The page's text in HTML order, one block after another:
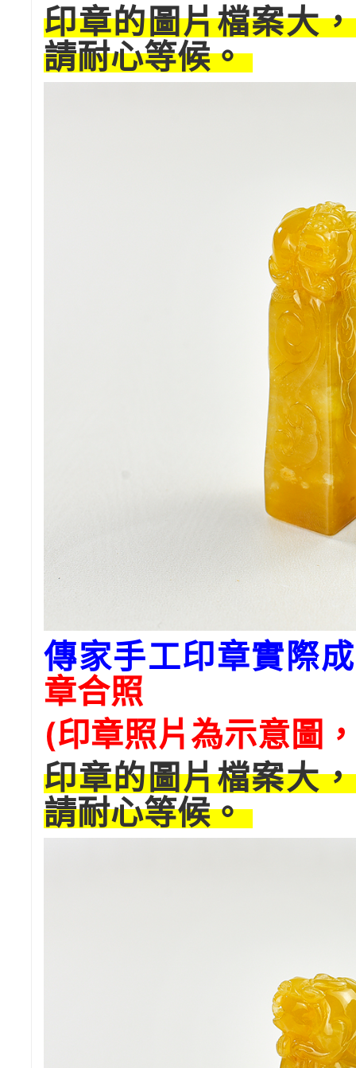
印章的圖片檔案大
請耐心等候。
傳家手工印章實際
章合照
(印章照片為示意圖
印章的圖片檔案大
請耐心等候。